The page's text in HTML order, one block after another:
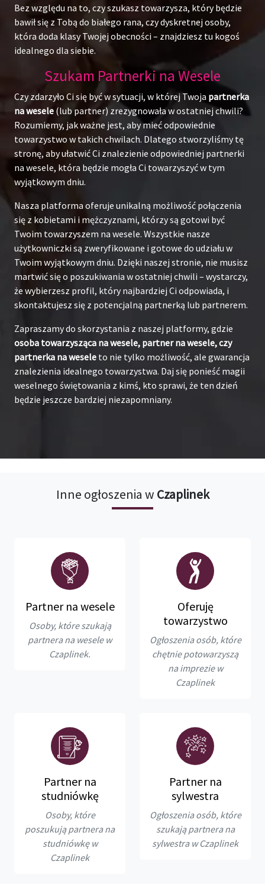
Bez względu na to, czy szukasz towarzysza, który będzie
bawił się z Tobą do białego rana, czy dyskretnej osoby,
która doda klasy Twojej obecności – znajdziesz tu kogoś
idealnego dla siebie.
Szukam Partnerki na Wesele
Czy zdarzyło Ci się być w sytuacji, w której Twoja partnerka
na wesele (lub partner) zrezygnowała w ostatniej chwili?
Rozumiemy, jak ważne jest, aby mieć odpowiednie
towarzystwo w takich chwilach. Dlatego stworzyliśmy tę
stronę, aby ułatwić Ci znalezienie odpowiedniej partnerki
na wesele, która będzie mogła Ci towarzyszyć w tym
wyjątkowym dniu.
Nasza platforma oferuje unikalną możliwość połączenia
się z kobietami i mężczyznami, którzy są gotowi być
Twoim towarzyszem na wesele. Wszystkie nasze
użytkowniczki są zweryfikowane i gotowe do udziału w
Twoim wyjątkowym dniu. Dzięki naszej stronie, nie musisz
martwić się o poszukiwania w ostatniej chwili – wystarczy,
że wybierzesz profil, który najbardziej Ci odpowiada, i
skontaktujesz się z potencjalną partnerką lub partnerem.
Zapraszamy do skorzystania z naszej platformy, gdzie
osoba towarzysząca na wesele, partner na wesele, czy
partnerka na wesele to nie tylko możliwość, ale gwarancja
znalezienia idealnego towarzystwa. Daj się ponieść magii
weselnego świętowania z kimś, kto sprawi, że ten dzień
będzie jeszcze bardziej niezapomniany.
Inne ogłoszenia w Czaplinek
Partner na wesele
Osoby, które szukają
partnera na wesele w
Czaplinek.
Oferuję
towarzystwo
Ogłoszenia osób, które
chętnie potowarzyszą
na imprezie w
Czaplinek
Partner na
studniówkę
Osoby, które
poszukują partnera na
studniówkę w
Czaplinek
Partner na
sylwestra
Ogłoszenia osób, które
szukają partnera na
sylwestra w Czaplinek